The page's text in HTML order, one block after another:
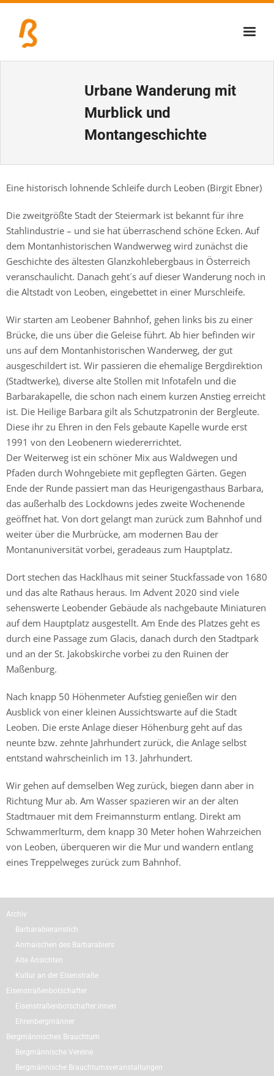
Urbane Wanderung mit
Murblick und
Montangeschichte
Eine historisch lohnende Schleife durch Leoben (Birgit Ebner)
Die zweitgrößte Stadt der Steiermark ist bekannt für ihre
Stahlindustrie – und sie hat überraschend schöne Ecken. Auf
dem Montanhistorischen Wandwerweg wird zunächst die
Geschichte des ältesten Glanzkohlebergbaus in Österreich
veranschaulicht. Danach geht´s auf dieser Wanderung noch in
die Altstadt von Leoben, eingebettet in einer Murschleife.
Wir starten am Leobener Bahnhof, gehen links bis zu einer
Brücke, die uns über die Geleise führt. Ab hier befinden wir
uns auf dem Montanhistorischen Wanderweg, der gut
ausgeschildert ist. Wir passieren die ehemalige Bergdirektion
(Stadtwerke), diverse alte Stollen mit Infotafeln und die
Barbarakapelle, die schon nach einem kurzen Anstieg erreicht
ist. Die Heilige Barbara gilt als Schutzpatronin der Bergleute.
Diese ihr zu Ehren in den Fels gebaute Kapelle wurde erst
1991 von den Leobenern wiedererrichtet.
Der Weiterweg ist ein schöner Mix aus Waldwegen und
Pfaden durch Wohngebiete mit gepflegten Gärten. Gegen
Ende der Runde passiert man das Heurigengasthaus Barbara,
das außerhalb des Lockdowns jedes zweite Wochenende
geöffnet hat. Von dort gelangt man zurück zum Bahnhof und
weiter über die Murbrücke, am modernen Bau der
Montanuniversität vorbei, geradeaus zum Hauptplatz.
Dort stechen das Hacklhaus mit seiner Stuckfassade von 1680
und das alte Rathaus heraus. Im Advent 2020 sind viele
sehenswerte Leobender Gebäude als nachgebaute Miniaturen
auf dem Hauptplatz ausgestellt. Am Ende des Platzes geht es
durch eine Passage zum Glacis, danach durch den Stadtpark
und an der St. Jakobskirche vorbei zu den Ruinen der
Maßenburg.
Nach knapp 50 Höhenmeter Aufstieg genießen wir den
Ausblick von einer kleinen Aussichtswarte auf die Stadt
Leoben. Die erste Anlage dieser Höhenburg geht auf das
neunte bzw. zehnte Jahrhundert zurück, die Anlage selbst
entstand wahrscheinlich im 13. Jahrhundert.
Wir gehen auf demselben Weg zurück, biegen dann aber in
Richtung Mur ab. Am Wasser spazieren wir an der alten
Stadtmauer mit dem Freimannsturm entlang. Direkt am
Schwammerlturm, dem knapp 30 Meter hohen Wahrzeichen
von Leoben, überqueren wir die Mur und wandern entlang
eines Treppelweges zurück zum Bahnhof.
Archiv
Barbarabieranstich
Anmaischen des Barbarabiers
Alte Ansichten
Kultur an der Eisenstraße
Eisenstraßenbotschafter
Eisenstraßenbotschafter:innen
Ehrenbergmänner
Bergmännisches Brauchtum
Bergmännische Vereine
Bergmännische Brauchtumsveranstaltungen